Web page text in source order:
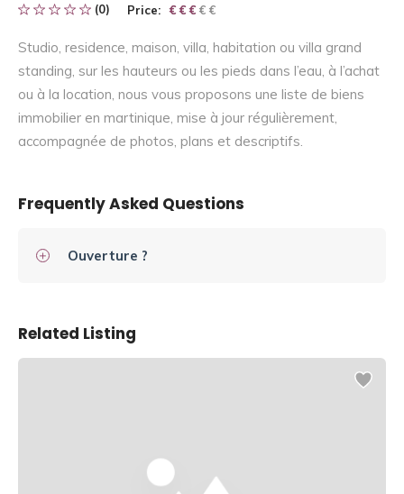
(0) Price: € € € € €
€ € €
Studio, residence, maison, villa, habitation ou villa grand
standing, sur les hauteurs ou les pieds dans l’eau, à l’achat
ou à la location, nous vous proposons une liste de biens
immobilier en martinique, mise à jour régulièrement,
accompagnée de photos, plans et descriptifs.
Frequently Asked Questions
Ouverture ?
Related Listing